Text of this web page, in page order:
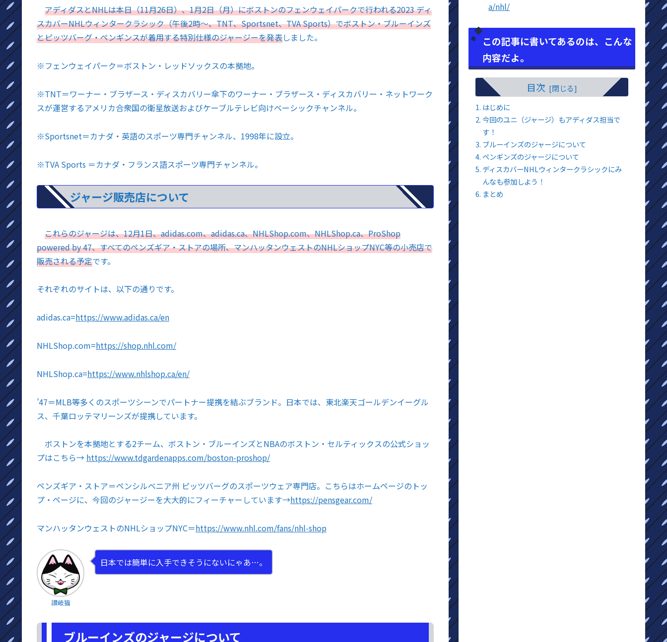
アディダスとNHLは本日（11月26日）、1月2日（月）にボストンのフェンウェイパークで行われる2023 ディ
スカバーNHLウィンタークラシック（午後2時～、TNT、Sportsnet、TVA Sports）でボストン・ブルーインズ
とピッツバーグ・ペンギンスが着用する特別仕様のジャージーを発表しました。
※フェンウェイパーク＝ボストン・レッドソックスの本拠地。
※TNT＝ワーナー・ブラザース・ディスカバリー傘下のワーナー・ブラザース・ディスカバリー・ネットワーク
スが運営するアメリカ合衆国の衛星放送およびケーブルテレビ向けベーシックチャンネル。
※Sportsnet＝カナダ・英語のスポーツ専門チャンネル、1998年に設立。
※TVA Sports ＝カナダ・フランス語スポーツ専門チャンネル。
ジャージ販売店について
これらのジャージは、12月1日、adidas.com、adidas.ca、NHLShop.com、NHLShop.ca、ProShop
powered by 47、すべてのペンズギア・ストアの場所、マンハッタンウェストのNHLショップNYC等の小売店で
販売される予定です。
それぞれのサイトは、以下の通りです。
adidas.ca=https://www.adidas.ca/en
NHLShop.com=https://shop.nhl.com/
NHLShop.ca=https://www.nhlshop.ca/en/
’47＝MLB等多くのスポーツシーンでパートナー提携を結ぶブランド。日本では、東北楽天ゴールデンイーグル
ス、千葉ロッテマリーンズが提携しています。
ボストンを本拠地とする2チーム、ボストン・ブルーインズとNBAのボストン・セルティックスの公式ショッ
プはこちら→ https://www.tdgardenapps.com/boston-proshop/
ペンズギア・ストア＝ペンシルベニア州 ピッツバーグのスポーツウェア専門店。こちらはホームページのトッ
プ・ページに、今回のジャージーを大大的にフィーチャーしています→https://pensgear.com/
マンハッタンウェストのNHLショップNYC＝https://www.nhl.com/fans/nhl-shop
讃岐猫
日本では簡単に入手できそうにないにゃあ…。
ブルーインズのジャージについて
a/nhl/
この記事に書いてあるのは、こんな
内容だよ。
目次
はじめに
今回のユニ（ジャージ）もアディダス担当で
す！
ブルーインズのジャージについて
ペンギンズのジャージについて
ディスカバーNHLウィンタークラシックにみ
んなも参加しよう！
まとめ